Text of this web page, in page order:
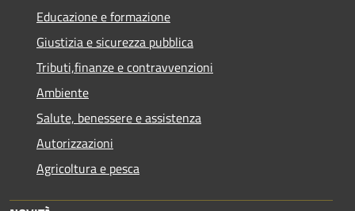
Educazione e formazione
Giustizia e sicurezza pubblica
Tributi,finanze e contravvenzioni
Ambiente
Salute, benessere e assistenza
Autorizzazioni
Agricoltura e pesca